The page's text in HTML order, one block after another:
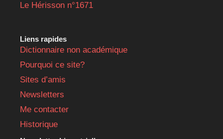
Le Hérisson n°1671
Liens rapides
Dictionnaire non académique
Pourquoi ce site?
Sites d’amis
Newsletters
Me contacter
Historique